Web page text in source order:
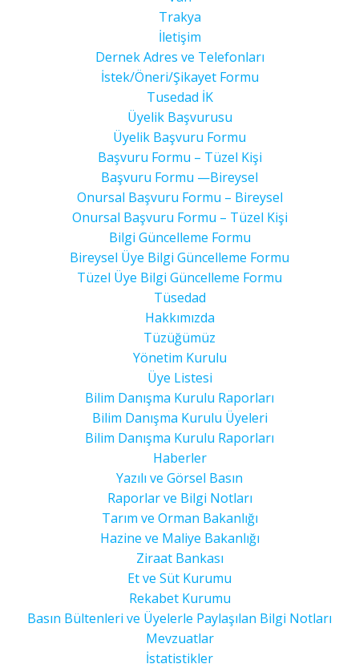
Trakya
İletişim
Dernek Adres ve Telefonları
İstek/Öneri/Şikayet Formu
Tusedad İK
Üyelik Başvurusu
Üyelik Başvuru Formu
Başvuru Formu – Tüzel Kişi
Başvuru Formu —Bireysel
Onursal Başvuru Formu – Bireysel
Onursal Başvuru Formu – Tüzel Kişi
Bilgi Güncelleme Formu
Bireysel Üye Bilgi Güncelleme Formu
Tüzel Üye Bilgi Güncelleme Formu
Tüsedad
Hakkımızda
Tüzüğümüz
Yönetim Kurulu
Üye Listesi
Bilim Danışma Kurulu Raporları
Bilim Danışma Kurulu Üyeleri
Bilim Danışma Kurulu Raporları
Haberler
Yazılı ve Görsel Basın
Raporlar ve Bilgi Notları
Tarım ve Orman Bakanlığı
Hazine ve Maliye Bakanlığı
Ziraat Bankası
Et ve Süt Kurumu
Rekabet Kurumu
Basın Bültenleri ve Üyelerle Paylaşılan Bilgi Notları
Mevzuatlar
İstatistikler